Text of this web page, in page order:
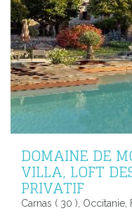
DOMAINE DE
VILLA, LOFT
PRIVATIF
Carnas ( 30 ), Occitanie,